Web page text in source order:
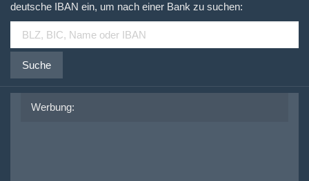
deutsche IBAN ein, um nach einer Bank zu suchen:
Suche
Werbung: